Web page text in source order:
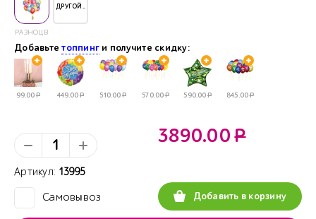
РАЗНОЦВЕТНЫЕ
ДРУГОЙ..
Добавьтетоппинг и получите скидку:
99.00Р 449.00Р 510.00Р 570.00Р 590.00Р 845.00Р
Артикул: 13995
Самовывоз
3890.00Р
Добавить в корзину